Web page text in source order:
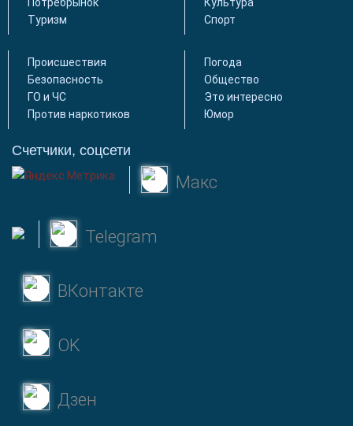
Туризм
Спорт
Происшествия
Безопасность
ГО и ЧС
Против наркотиков
Погода
Общество
Это интересно
Юмор
Счетчики, соцсети
Макс
Telegram
ВКонтакте
OK
Дзен